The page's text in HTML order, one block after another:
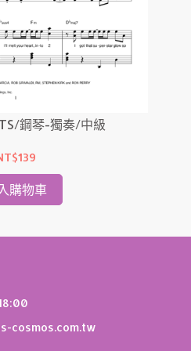
鋼琴-獨奏/中級
購物車
cosmos.com.tw